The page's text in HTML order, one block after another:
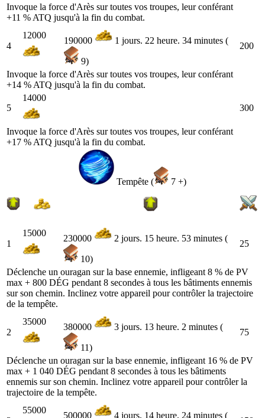
Invoque la force d'Arès sur toutes vos troupes, leur conférant
+11 % ATQ jusqu'à la fin du combat.
4
12000
190000 1 jours. 22 heure. 34 minutes (
9)
200
Invoque la force d'Arès sur toutes vos troupes, leur conférant
+14 % ATQ jusqu'à la fin du combat.
5
14000
300
Invoque la force d'Arès sur toutes vos troupes, leur conférant
+17 % ATQ jusqu'à la fin du combat.
Tempête ( 7 +)
1
15000
230000 2 jours. 15 heure. 53 minutes (
10)
25
Déclenche un ouragan sur la base ennemie, infligeant 8 % de PV
max + 800 DÉG pendant 8 secondes à tous les bâtiments ennemis
sur son chemin. Inclinez votre appareil pour contrôler la trajectoire
de la tempête.
2
35000
380000 3 jours. 13 heure. 2 minutes (
11)
75
Déclenche un ouragan sur la base ennemie, infligeant 16 % de PV
max + 1 040 DÉG pendant 8 secondes à tous les bâtiments
ennemis sur son chemin. Inclinez votre appareil pour contrôler la
trajectoire de la tempête.
55000
500000 4 jours. 14 heure. 24 minutes (